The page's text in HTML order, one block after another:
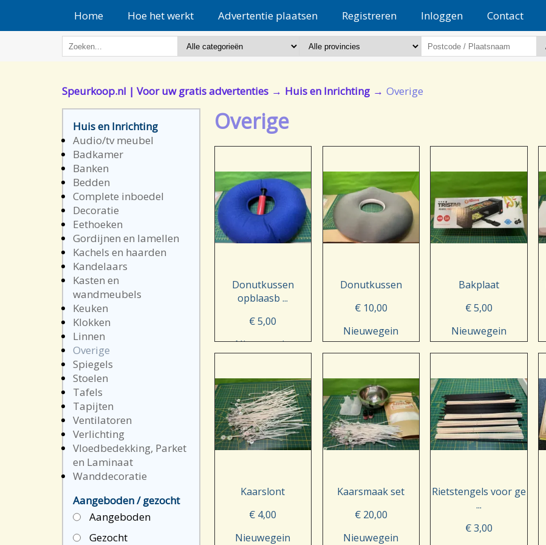
Home Hoe het werkt Advertentie plaatsen Registreren Inloggen Contact
Speurkoop.nl | Voor uw gratis advertenties Huis en Inrichting Overige
Huis en Inrichting
Audio/tv meubel
Badkamer
Banken
Bedden
Complete inboedel
Decoratie
Eethoeken
Gordijnen en lamellen
Kachels en haarden
Kandelaars
Kasten en
wandmeubels
Keuken
Klokken
Linnen
Overige
Spiegels
Stoelen
Tafels
Tapijten
Ventilatoren
Verlichting
Vloedbedekking, Parket
en Laminaat
Wanddecoratie
Aangeboden / gezocht
Aangeboden
Gezocht
Overige
Donutkussen
opblaasb ...
€ 5,00
Nieuwegein
Donutkussen
€ 10,00
Nieuwegein
Bakplaat
€ 5,00
Nieuwegein
Kaarslont
€ 4,00
Nieuwegein
Kaarsmaak set
€ 20,00
Nieuwegein
Rietstengels voor ge
...
€ 3,00